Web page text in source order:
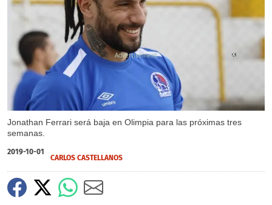
Jonathan Ferrari será baja en Olimpia para las próximas tres
semanas.
X
2019-10-01
CARLOS CASTELLANOS